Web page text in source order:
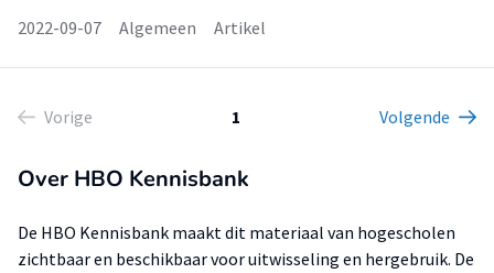
2022-09-07
Algemeen Artikel
Vorige 1 Volgende
Over HBO Kennisbank
De HBO Kennisbank maakt dit materiaal van hogescholen
zichtbaar en beschikbaar voor uitwisseling en hergebruik. De